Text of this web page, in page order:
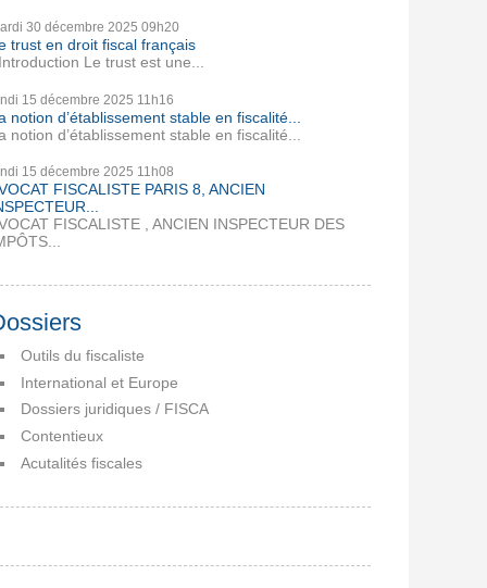
30 décembre 2025 09h20
trust en droit fiscal français
Le trust est une...
15 décembre 2025 11h16
notion d’établissement stable en fiscalité...
notion d’établissement stable en fiscalité...
15 décembre 2025 11h08
FISCALISTE PARIS 8, ANCIEN
FISCALISTE , ANCIEN INSPECTEUR DES
Outils du fiscaliste
International et Europe
Dossiers juridiques / FISCA
Contentieux
Acutalités fiscales